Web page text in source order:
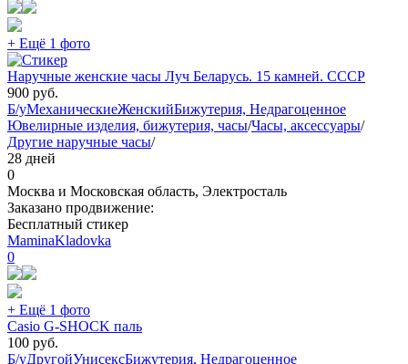
+ Ещё 1 фото
Наручные женские часы Луч Беларусь. 15 камней. СССР
900 руб.
Б/уМеханическиеЖенскийБижутерия, Недрагоценное
Ювелирные изделия, бижутерия, часы/Часы, аксессуары/
Другие наручные часы/
28 дней
0
Москва и Московская область, Электросталь
Заказано продвижение:
Бесплатный стикер
MaminaKladovka
0
+ Ещё 1 фото
Casio G-SHOCK паль
100 руб.
Б/уДругойУнисексБижутерия, Недрагоценное